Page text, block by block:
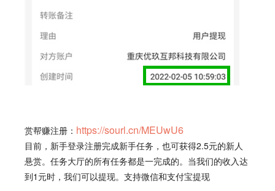
赏帮赚注册： https://sourl.cn/MEUwU6
目前，新手登录注册完成新手任务，也可获得2.5元的新人
悬赏。任务大厅的所有任务都是一完成的。当我们的收入达
到1元时，我们可以提现。支持微信和支付宝提现